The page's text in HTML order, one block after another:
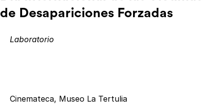
de Desapariciones Forzadas
Laboratorio
Cinemateca, Museo La Tertulia